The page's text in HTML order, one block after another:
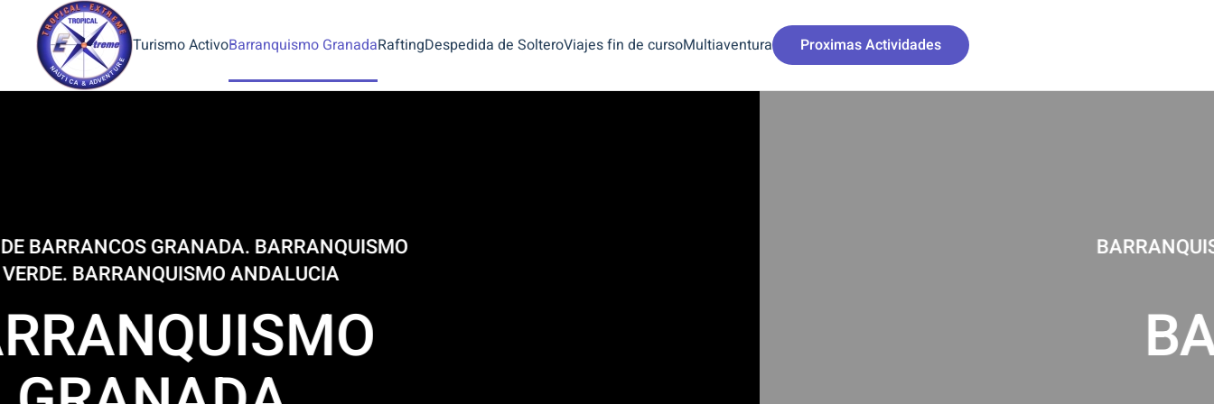
Turismo ActivoBarranquismo GranadaRaftingDespedida de SolteroViajes fin de cursoMultiaventura Proximas Actividades
BARRANQUISMO EN GRANADA. DESCENSO DE BARRANCOS